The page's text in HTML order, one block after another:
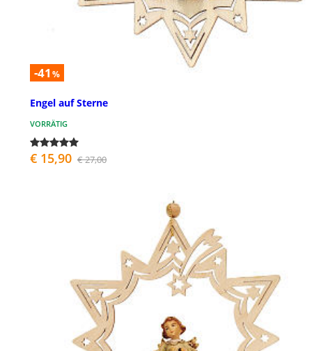
-41 %
Engel auf Sterne
VORRÄTIG
€ 15,90 € 27,00